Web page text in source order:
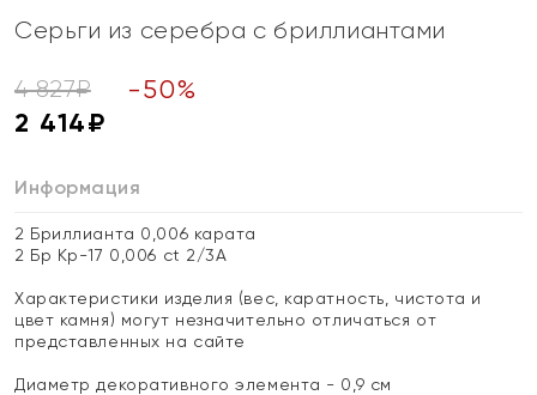
Серьги из серебра с бриллиантами
4 827₽ -50%
2 414₽
Информация
2 Бриллианта 0,006 карата
2 Бр Кр-17 0,006 ct 2/3А
Характеристики изделия (вес, каратность, чистота и
цвет камня) могут незначительно отличаться от
представленных на сайте
Диаметр декоративного элемента - 0,9 см